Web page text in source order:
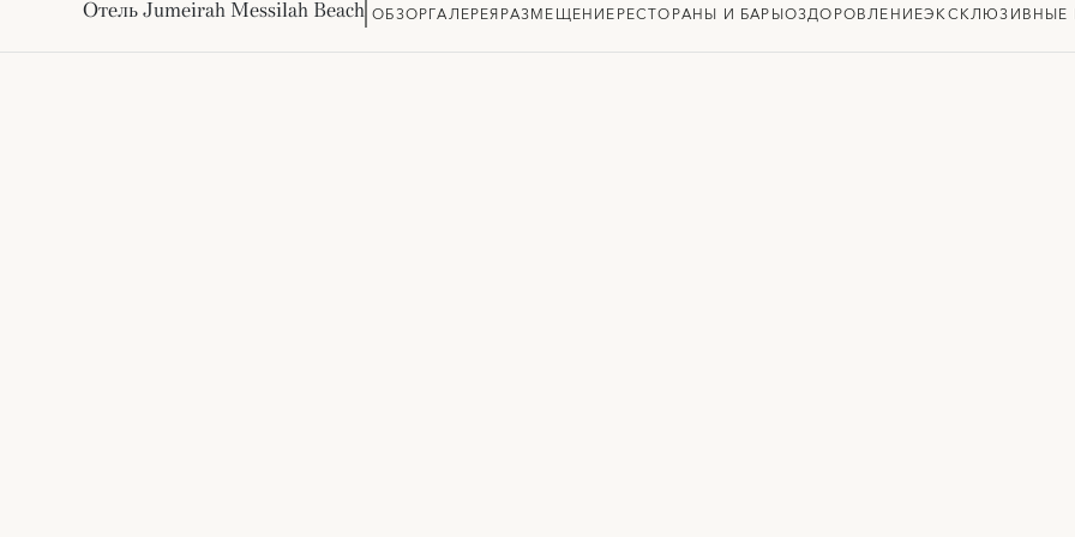
Отель Jumeirah Messilah Beach ОБЗОРГАЛЕРЕЯРАЗМЕЩЕНИЕРЕСТОРАНЫ И БАРЫОЗДОРОВЛЕНИЕЭКСКЛЮЗИВНЫЕ